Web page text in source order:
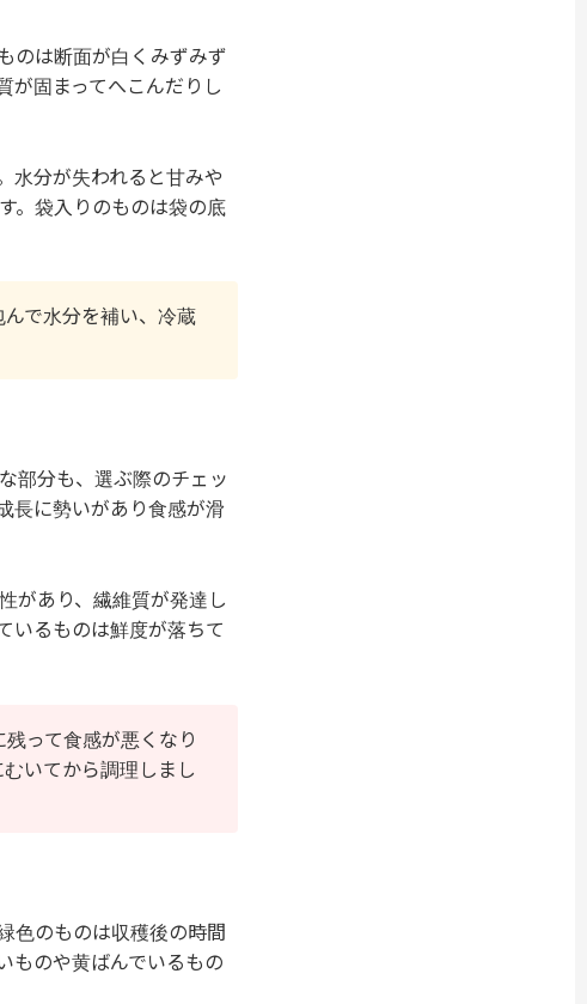
のは断面が白くみずみず
が固まってへこんだりし
水分が失われると甘みや
。袋入りのものは袋の底
で水分を補い、冷蔵
部分も、選ぶ際のチェッ
長に勢いがあり食感が滑
があり、繊維質が発達し
いるものは鮮度が落ちて
って食感が悪くなり
いてから調理しまし
色のものは収穫後の時間
ものや黄ばんでいるもの